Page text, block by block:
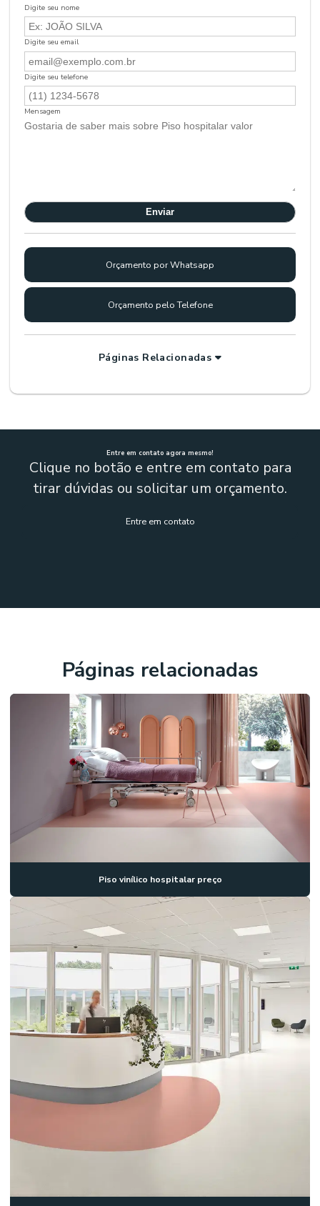
Digite seu nome
Digite seu email
Digite seu telefone
Mensagem
Orçamento por Whatsapp
Orçamento pelo Telefone
Páginas Relacionadas
Entre em contato agora mesmo!
Clique no botão e entre em contato para
tirar dúvidas ou solicitar um orçamento.
Entre em contato
Páginas relacionadas
Piso vinílico hospitalar preço